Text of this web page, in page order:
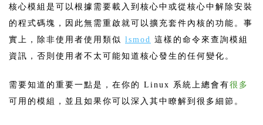
核心模組是可以根據需要載入到核心中或從核心中解除安裝
的程式碼塊，因此無需重啟就可以擴充套件內核的功能。事
實上，除非使用者使用類似 lsmod 這樣的命令來查詢模組
資訊，否則使用者不太可能知道核心發生的任何變化。
需要知道的重要一點是，在你的 Linux 系統上總會有很多
可用的模組，並且如果你可以深入其中瞭解到很多細節。